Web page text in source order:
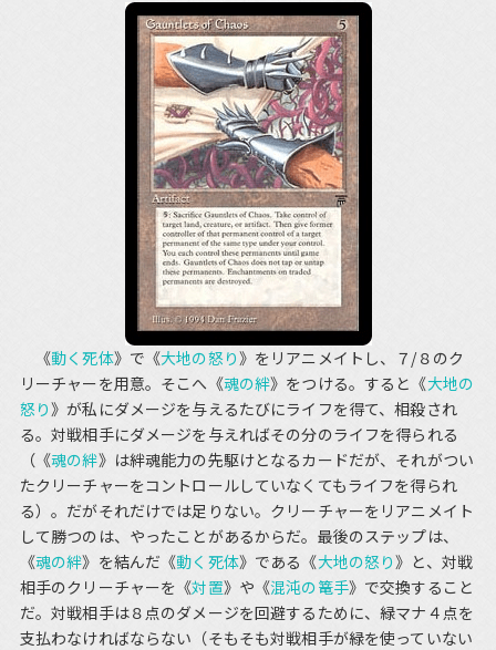
《動く死体》で《大地の怒り》をリアニメイトし、７/８のク
リーチャーを用意。そこへ《魂の絆》をつける。すると《大地の
怒り》が私にダメージを与えるたびにライフを得て、相殺され
る。対戦相手にダメージを与えればその分のライフを得られる
（《魂の絆》は絆魂能力の先駆けとなるカードだが、それがつい
たクリーチャーをコントロールしていなくてもライフを得られ
る）。だがそれだけでは足りない。クリーチャーをリアニメイト
して勝つのは、やったことがあるからだ。最後のステップは、
《魂の絆》を結んだ《動く死体》である《大地の怒り》と、対戦
相手のクリーチャーを《対置》や《混沌の篭手》で交換すること
だ。対戦相手は８点のダメージを回避するために、緑マナ４点を
支払わなければならない（そもそも対戦相手が緑を使っていない